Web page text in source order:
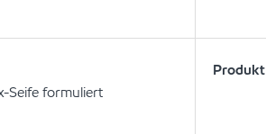
Seife formuliert
Produkt